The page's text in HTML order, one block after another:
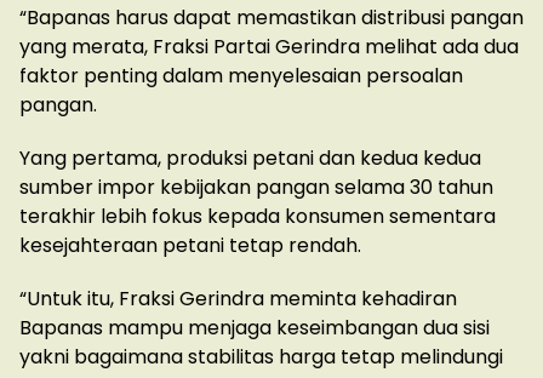
“Bapanas harus dapat memastikan distribusi pangan
yang merata, Fraksi Partai Gerindra melihat ada dua
faktor penting dalam menyelesaian persoalan
pangan.
Yang pertama, produksi petani dan kedua kedua
sumber impor kebijakan pangan selama 30 tahun
terakhir lebih fokus kepada konsumen sementara
kesejahteraan petani tetap rendah.
“Untuk itu, Fraksi Gerindra meminta kehadiran
Bapanas mampu menjaga keseimbangan dua sisi
yakni bagaimana stabilitas harga tetap melindungi